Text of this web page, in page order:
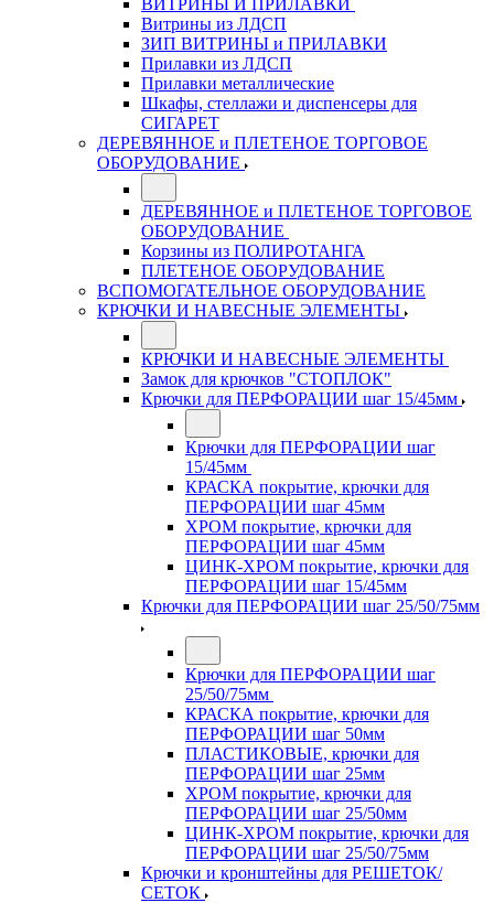
ВИТРИНЫ И ПРИЛАВКИ
Витрины из ЛДСП
ЗИП ВИТРИНЫ и ПРИЛАВКИ
Прилавки из ЛДСП
Прилавки металлические
Шкафы, стеллажи и диспенсеры для
СИГАРЕТ
ДЕРЕВЯННОЕ и ПЛЕТЕНОЕ ТОРГОВОЕ
ОБОРУДОВАНИЕ
ДЕРЕВЯННОЕ и ПЛЕТЕНОЕ ТОРГОВОЕ
ОБОРУДОВАНИЕ
Корзины из ПОЛИРОТАНГА
ПЛЕТЕНОЕ ОБОРУДОВАНИЕ
ВСПОМОГАТЕЛЬНОЕ ОБОРУДОВАНИЕ
КРЮЧКИ И НАВЕСНЫЕ ЭЛЕМЕНТЫ
КРЮЧКИ И НАВЕСНЫЕ ЭЛЕМЕНТЫ
Замок для крючков "СТОПЛОК"
Крючки для ПЕРФОРАЦИИ шаг 15/45мм
Крючки для ПЕРФОРАЦИИ шаг
15/45мм
КРАСКА покрытие, крючки для
ПЕРФОРАЦИИ шаг 45мм
ХРОМ покрытие, крючки для
ПЕРФОРАЦИИ шаг 45мм
ЦИНК-ХРОМ покрытие, крючки для
ПЕРФОРАЦИИ шаг 15/45мм
Крючки для ПЕРФОРАЦИИ шаг 25/50/75мм
Крючки для ПЕРФОРАЦИИ шаг
25/50/75мм
КРАСКА покрытие, крючки для
ПЕРФОРАЦИИ шаг 50мм
ПЛАСТИКОВЫЕ, крючки для
ПЕРФОРАЦИИ шаг 25мм
ХРОМ покрытие, крючки для
ПЕРФОРАЦИИ шаг 25/50мм
ЦИНК-ХРОМ покрытие, крючки для
ПЕРФОРАЦИИ шаг 25/50/75мм
Крючки и кронштейны для РЕШЕТОК/
СЕТОК